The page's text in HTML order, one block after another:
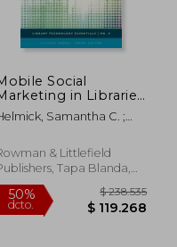
30%
Social
in Libraries
Inglés)Samantha C. ;
& Littlefield
Tapa Blanda,